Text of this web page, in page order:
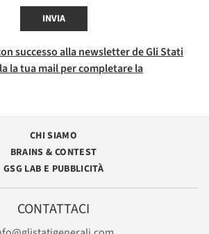
INVIA
successo alla newsletter de Gli Stati
la tua mail per completare la
CHI SIAMO
BRAINS & CONTEST
GSG LAB E PUBBLICITÀ
CONTATTACI